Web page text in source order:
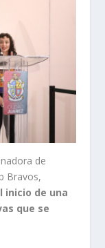
de
Bravos,
inicio de una
que se